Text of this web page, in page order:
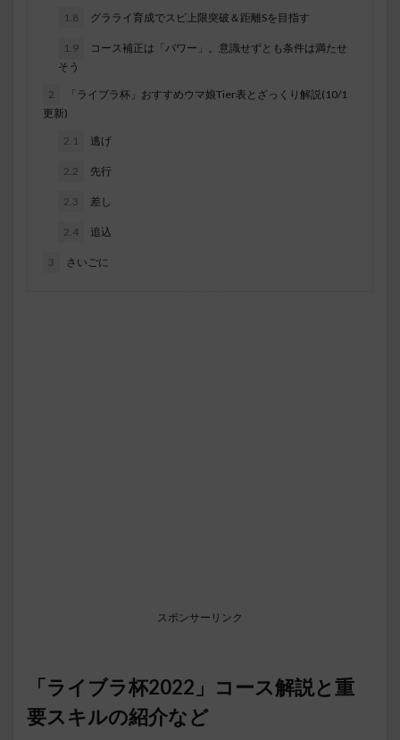
1.8 グラライ育成でスピ上限突破＆距離Sを目指す
1.9
コース補正は「パワー」。意識せずとも条件は満たせ
そう
2
「ライブラ杯」おすすめウマ娘Tier表とざっくり解説(10/1
更新)
2.1 逃げ
2.2 先行
2.3 差し
2.4 追込
3 さいごに
スポンサーリンク
「ライブラ杯2022」コース解説と重
要スキルの紹介など